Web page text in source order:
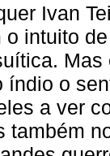
Ivan
intuito
índio o
a ver
também